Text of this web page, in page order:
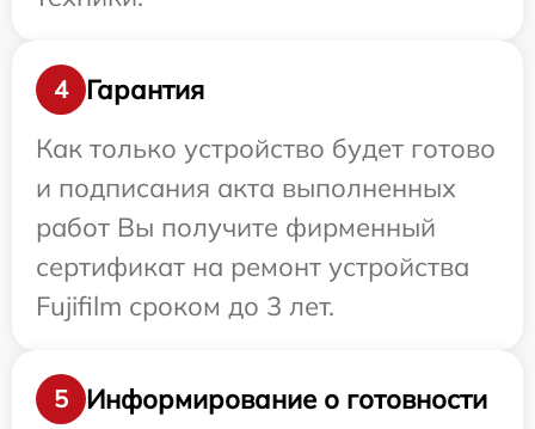
4
Гарантия
Как только устройство будет готово
и подписания акта выполненных
работ Вы получите фирменный
сертификат на ремонт устройства
Fujifilm сроком до 3 лет.
5
Информирование о готовности